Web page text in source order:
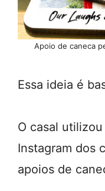
Apoio de caneca
Essa ideia é
O casal
Instagram dos
apoios de